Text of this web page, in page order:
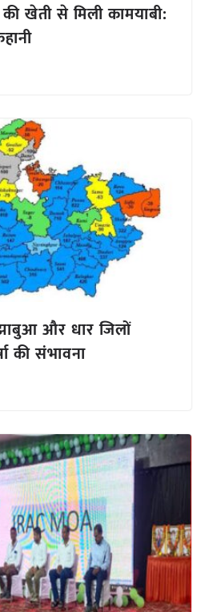
खेती से मिली कामयाबी:
और धार जिलों
की संभावना